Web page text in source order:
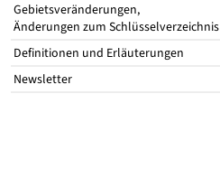
Gebietsveränderungen,
Änderungen zum Schlüsselverzeichnis
Definitionen und Erläuterungen
Newsletter